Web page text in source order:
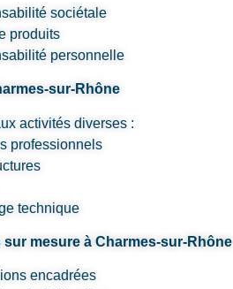
sociétale
produits
personnelle
sur-Rhône
activités diverses :
professionnels
technique
mesure à Charmes-sur-Rhône
encadrées